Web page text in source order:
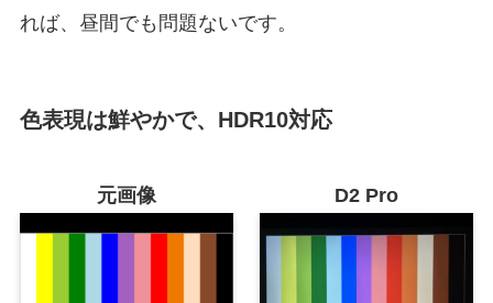
れば、昼間でも問題ないです。
色表現は鮮やかで、HDR10対応
元画像 D2 Pro